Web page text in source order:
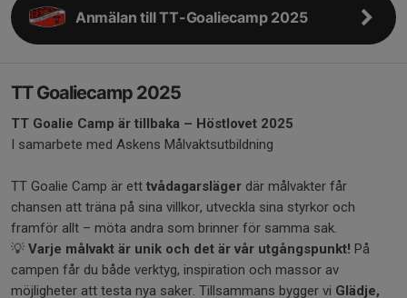
Anmälan till TT-Goaliecamp 2025
TT Goaliecamp 2025
TT Goalie Camp är tillbaka – Höstlovet 2025
I samarbete med Askens Målvaktsutbildning
TT Goalie Camp är ett tvådagarsläger där målvakter får
chansen att träna på sina villkor, utveckla sina styrkor och
framför allt – möta andra som brinner för samma sak.
💡 Varje målvakt är unik och det är vår utgångspunkt! På
campen får du både verktyg, inspiration och massor av
möjligheter att testa nya saker. Tillsammans bygger vi Glädje,